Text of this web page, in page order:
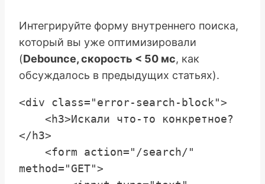
Интегрируйте форму внутреннего поиска,
который вы уже оптимизировали
(Debounce, скорость < 50 мс, как
обсуждалось в предыдущих статьях).
<div class="error-search-block">
</h3>
method="GET">